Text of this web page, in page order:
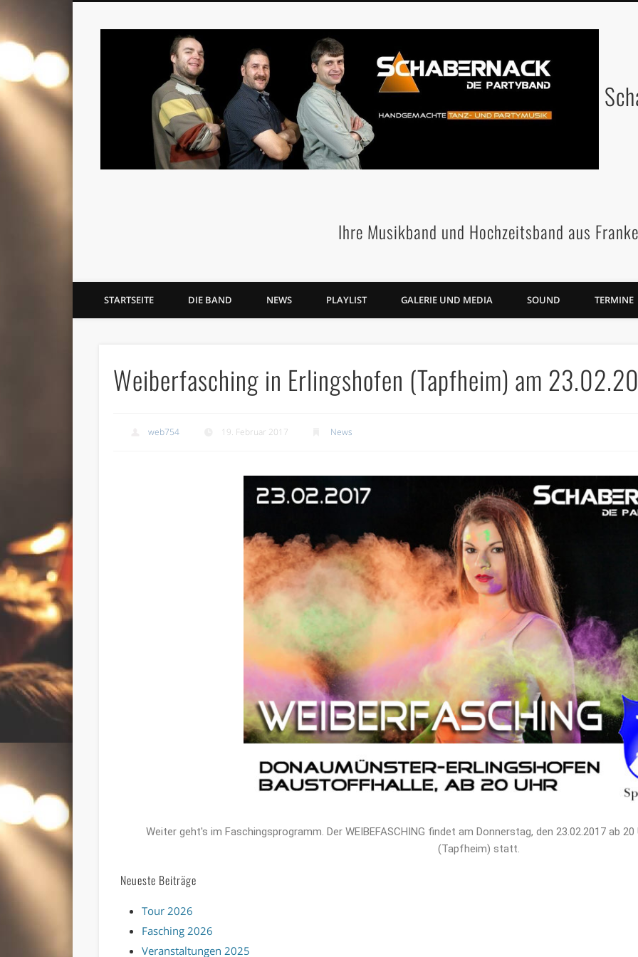
Ihre Musikband und Hochzeitsband aus
STARTSEITE DIE BAND NEWS PLAYLIST GALERIE UND MEDIA SOUND TERMINE
Weiberfasching in Erlingshofen (Tapfheim) am
web754 19. Februar 2017 News
Weiter geht's im Faschingsprogramm. Der WEIBEFASCHING findet am Donnerstag, den 23.02.2017 ab
(Tapfheim) statt.
Neueste Beiträge
Tour 2026
Fasching 2026
Veranstaltungen 2025